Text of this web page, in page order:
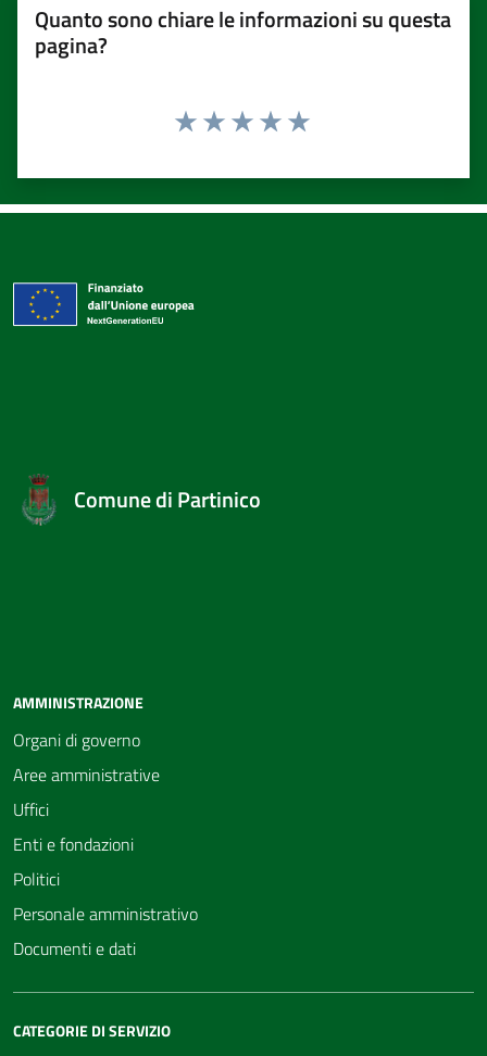
Quanto sono chiare le informazioni su questa
pagina?
Comune di Partinico
AMMINISTRAZIONE
Organi di governo
Aree amministrative
Uffici
Enti e fondazioni
Politici
Personale amministrativo
Documenti e dati
CATEGORIE DI SERVIZIO